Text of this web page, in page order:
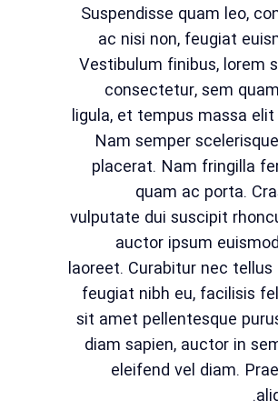
Suspendisse quam leo,
ac nisi non, feugiat
Vestibulum finibus, lorem
consectetur, sem
ligula, et tempus massa
Nam semper
placerat. Nam fringilla
quam ac porta.
vulputate dui suscipit
auctor ipsum
laoreet. Curabitur nec tellus
feugiat nibh eu, facilisis
sit amet pellentesque
diam sapien, auctor in
eleifend vel diam.